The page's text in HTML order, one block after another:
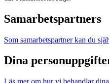
Samarbetspartners
Som samarbetspartner kan du
Dina